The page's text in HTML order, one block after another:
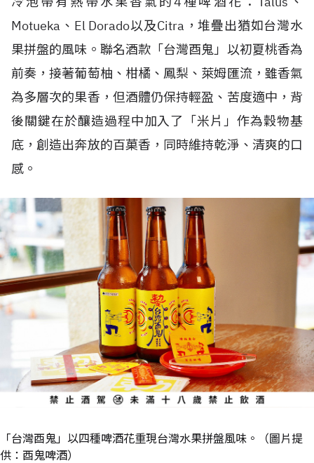
Motueka、El Dorado以及Citra，堆疊出猶如台灣水
果拼盤的風味。聯名酒款「台灣酉鬼」以初夏桃香為
前奏，接著葡萄柚、柑橘、鳳梨、萊姆匯流，雖香氣
為多層次的果香，但酒體仍保持輕盈、苦度適中，背
後關鍵在於釀造過程中加入了「米片」作為穀物基
底，創造出奔放的百菓香，同時維持乾淨、清爽的口
感。
「台灣酉鬼」以四種啤酒花重現台灣水果拼盤風味。（圖片提
供：酉鬼啤酒）